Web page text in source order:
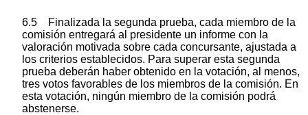
6.5 Finalizada la segunda prueba, cada miembro de la
comisión entregará al presidente un informe con la
valoración motivada sobre cada concursante, ajustada a
los criterios establecidos. Para superar esta segunda
prueba deberán haber obtenido en la votación, al menos,
tres votos favorables de los miembros de la comisión. En
esta votación, ningún miembro de la comisión podrá
abstenerse.